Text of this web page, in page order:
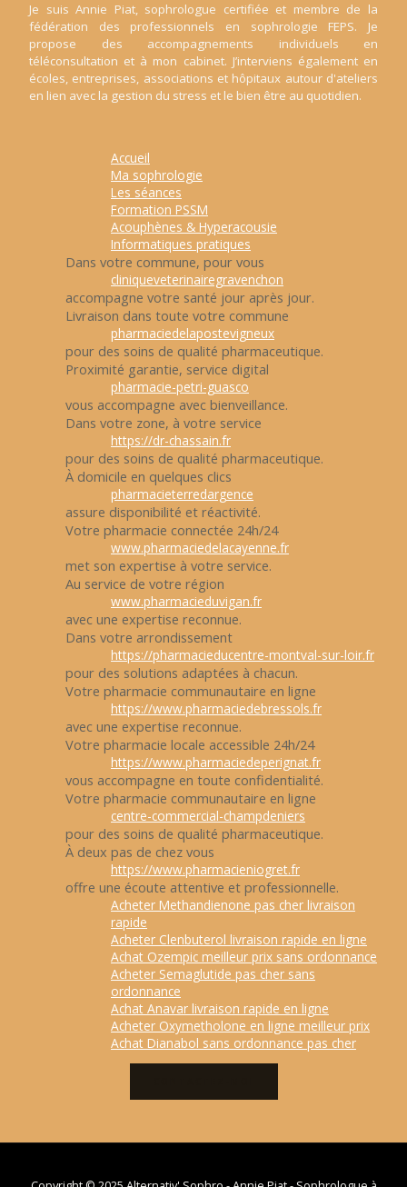
Je suis Annie Piat, sophrologue certifiée et membre de la
fédération des professionnels en sophrologie FEPS. Je
propose des accompagnements individuels en
téléconsultation et à mon cabinet. J’interviens également en
écoles, entreprises, associations et hôpitaux autour d'ateliers
en lien avec la gestion du stress et le bien être au quotidien.
Accueil
Ma sophrologie
Les séances
Formation PSSM
Acouphènes & Hyperacousie
Informatiques pratiques
Dans votre commune, pour vous
cliniqueveterinairegravenchon
accompagne votre santé jour après jour.
Livraison dans toute votre commune
pharmaciedelapostevigneux
pour des soins de qualité pharmaceutique.
Proximité garantie, service digital
pharmacie-petri-guasco
vous accompagne avec bienveillance.
Dans votre zone, à votre service
https://dr-chassain.fr
pour des soins de qualité pharmaceutique.
À domicile en quelques clics
pharmacieterredargence
assure disponibilité et réactivité.
Votre pharmacie connectée 24h/24
www.pharmaciedelacayenne.fr
met son expertise à votre service.
Au service de votre région
www.pharmacieduvigan.fr
avec une expertise reconnue.
Dans votre arrondissement
https://pharmacieducentre-montval-sur-loir.fr
pour des solutions adaptées à chacun.
Votre pharmacie communautaire en ligne
https://www.pharmaciedebressols.fr
avec une expertise reconnue.
Votre pharmacie locale accessible 24h/24
https://www.pharmaciedeperignat.fr
vous accompagne en toute confidentialité.
Votre pharmacie communautaire en ligne
centre-commercial-champdeniers
pour des soins de qualité pharmaceutique.
À deux pas de chez vous
https://www.pharmacieniogret.fr
offre une écoute attentive et professionnelle.
Acheter Methandienone pas cher livraison
rapide
Acheter Clenbuterol livraison rapide en ligne
Achat Ozempic meilleur prix sans ordonnance
Acheter Semaglutide pas cher sans
ordonnance
Achat Anavar livraison rapide en ligne
Acheter Oxymetholone en ligne meilleur prix
Achat Dianabol sans ordonnance pas cher